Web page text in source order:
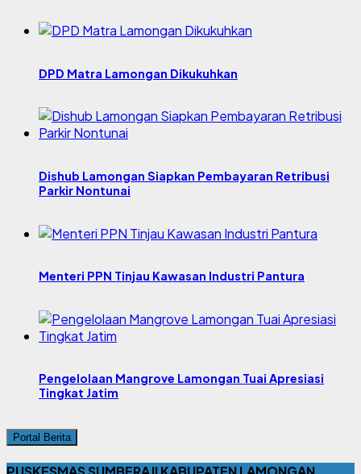
DPD Matra Lamongan Dikukuhkan
Dishub Lamongan Siapkan Pembayaran Retribusi
Parkir Nontunai
Menteri PPN Tinjau Kawasan Industri Pantura
Pengelolaan Mangrove Lamongan Tuai Apresiasi
Tingkat Jatim
Portal Berita